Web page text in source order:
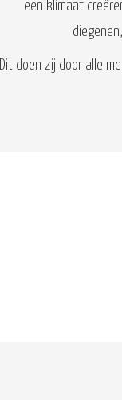
een klimaat
Dit doen zij door alle